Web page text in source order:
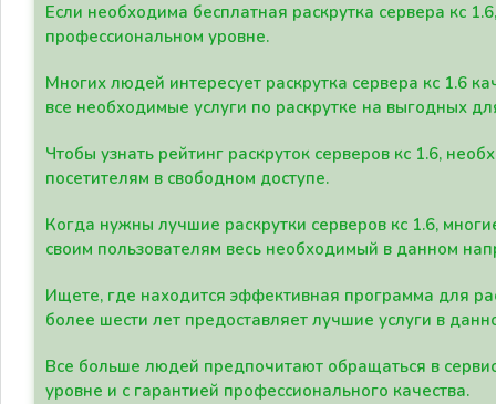
Если необходима бесплатная раскрутка сервера кс
профессиональном уровне.
Многих людей интересует раскрутка сервера кс 1.6
все необходимые услуги по раскрутке на выгодных
Чтобы узнать рейтинг раскруток серверов кс 1.6,
посетителям в свободном доступе.
Когда нужны лучшие раскрутки серверов кс 1.6,
своим пользователям весь необходимый в данном
Ищете, где находится эффективная программа для
более шести лет предоставляет лучшие услуги в
Все больше людей предпочитают обращаться в
уровне и с гарантией профессионального качества.